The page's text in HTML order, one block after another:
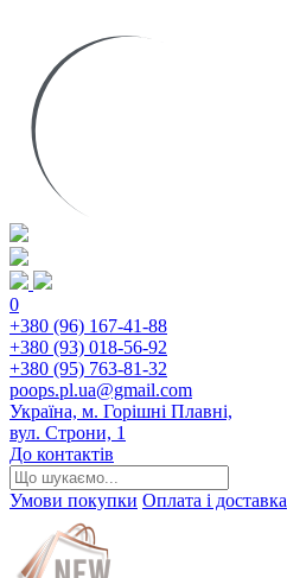
0
+380 (96) 167-41-88
+380 (93) 018-56-92
+380 (95) 763-81-32
poops.pl.ua@gmail.com
Україна, м. Горішні Плавні,
вул. Строни, 1
До контактів
Умови покупки Оплата і доставка